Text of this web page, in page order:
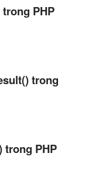
PHP
trong
trong PHP